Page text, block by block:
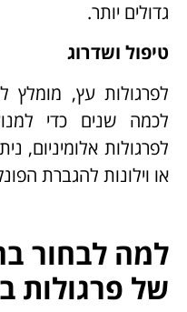
גדולים יותר.
טיפול ושדרוג
לפרגולות עץ,
לכמה שנים כדי
לפרגולות אלומיניום,
או וילונות להגברת
למה לבחור
של פרגולות